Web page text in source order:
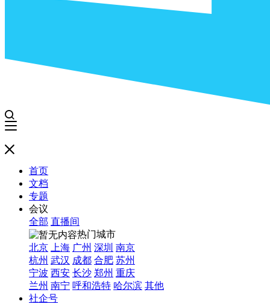
首页
文档
专题
会议
全部 直播间
热门城市
北京
上海 广州 深圳 南京
杭州 武汉 成都 合肥 苏州
宁波 西安 长沙 郑州 重庆
兰州 南宁 呼和浩特 哈尔滨 其他
社企号